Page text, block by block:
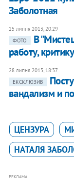
Заболотная
25 липня 2013, 20:29
ФОТО
В
работу,
28 липня 2013, 18:37
ЕКСКЛЮЗИВ
вандализм и
ЦЕНЗУРА
НАТАЛЯ
РЕКЛАМА